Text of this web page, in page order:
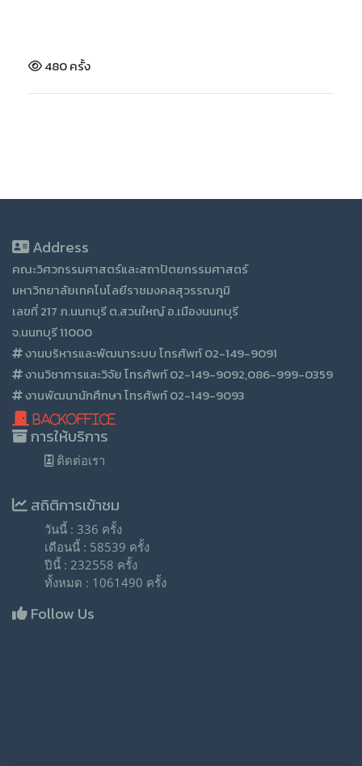
480 ครั้ง
Address
คณะวิศวกรรมศาสตร์และสถาปัตยกรรมศาสตร์
มหาวิทยาลัยเทคโนโลยีราชมงคลสุวรรณภูมิ
เลขที่ 217 ภ.นนทบุรี ต.สวนใหญ์ อ.เมืองนนทบุรี
จ.นนทบุรี 11000
งานบริหารและพัฒนาระบบ โทรศัพท์ 02-149-9091
งานวิชาการและวิจัย โทรศัพท์ 02-149-9092,086-999-0359
งานพัฒนานักศึกษา โทรศัพท์ 02-149-9093
BackOffice
การให้บริการ
ติดต่อเรา
สถิติการเข้าชม
วันนี้ : 336 ครั้ง
เดือนนี้ : 58539 ครั้ง
ปีนี้ : 232558 ครั้ง
ทั้งหมด : 1061490 ครั้ง
Follow Us